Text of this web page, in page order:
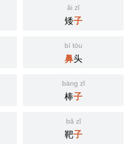
ǎi zǐ
矮子
bí tóu
鼻头
bàng zǐ
棒子
bǎ zǐ
靶子